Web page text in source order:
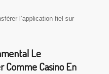
l’application fiel sur
Le
Casino En